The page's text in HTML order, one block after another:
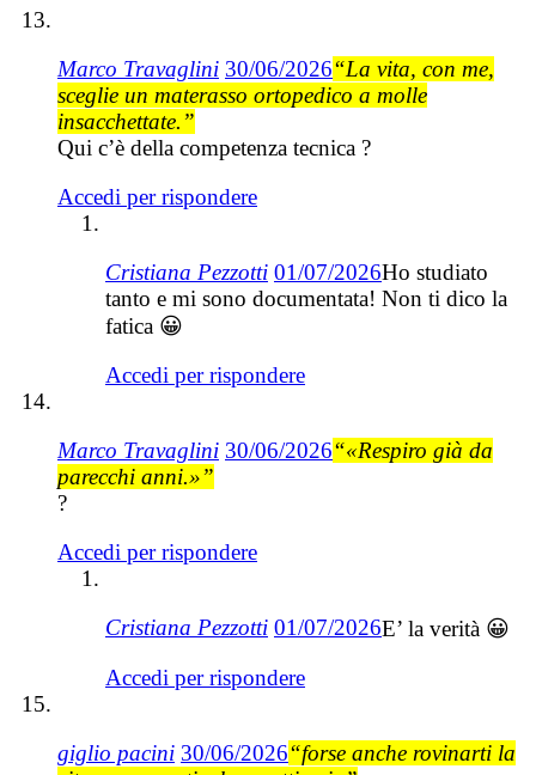
Marco Travaglini 30/06/2026“La vita, con me,
sceglie un materasso ortopedico a molle
insacchettate.”
Qui c’è della competenza tecnica ?
Accedi per rispondere
Cristiana Pezzotti 01/07/2026Ho studiato
tanto e mi sono documentata! Non ti dico la
fatica 😀
Accedi per rispondere
Marco Travaglini 30/06/2026“«Respiro già da
parecchi anni.»”
?
Accedi per rispondere
Cristiana Pezzotti 01/07/2026E’ la verità 😀
Accedi per rispondere
giglio pacini 30/06/2026“forse anche rovinarti la